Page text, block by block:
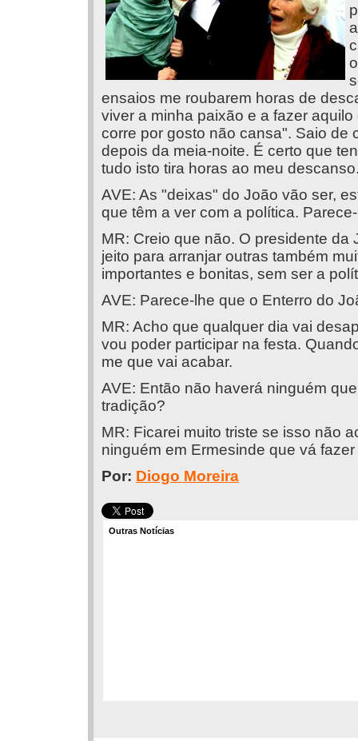
ensaios me roubarem horas de
viver a minha paixão e a fazer
corre por gosto não cansa". Saio de
depois da meia-noite. É certo que
tudo isto tira horas ao meu
AVE: As "deixas" do João vão ser,
que têm a ver com a política.
MR: Creio que não. O presidente
jeito para arranjar outras também
importantes e bonitas, sem ser a
AVE: Parece-lhe que o Enterro do
MR: Acho que qualquer dia vai
vou poder participar na festa.
me que vai acabar.
AVE: Então não haverá ninguém
tradição?
MR: Ficarei muito triste se isso não
ninguém em Ermesinde que vá
Por: Diogo Moreira
Outras Notícias